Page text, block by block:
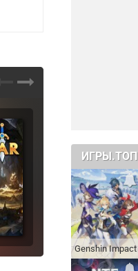
ИГРЫ.ТОП
Genshin Impact